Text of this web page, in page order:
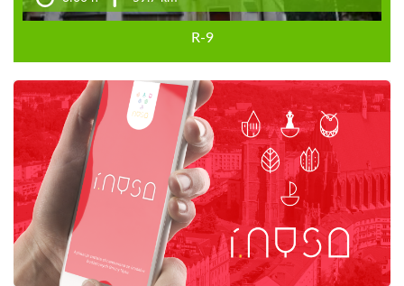
R-9